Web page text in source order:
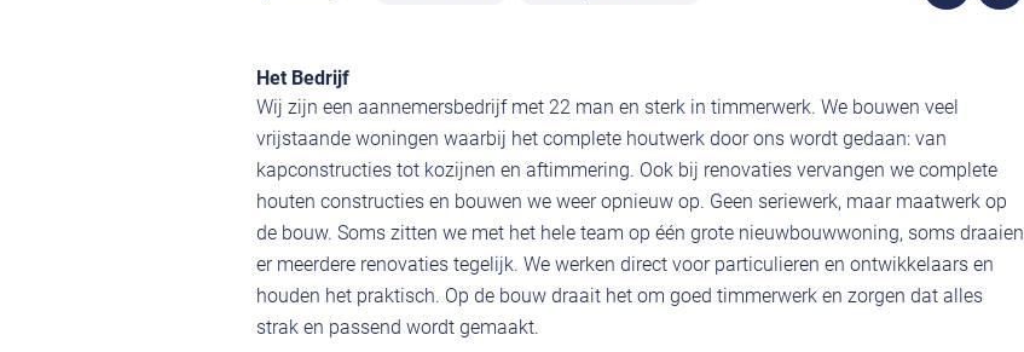
Het Bedrijf
Wij zijn een aannemersbedrijf met 22 man en sterk in timmerwerk. We bouwen veel
vrijstaande woningen waarbij het complete houtwerk door ons wordt gedaan: van
kapconstructies tot kozijnen en aftimmering. Ook bij renovaties vervangen we complete
houten constructies en bouwen we weer opnieuw op. Geen seriewerk, maar maatwerk op
de bouw. Soms zitten we met het hele team op één grote nieuwbouwwoning, soms draaien
er meerdere renovaties tegelijk. We werken direct voor particulieren en ontwikkelaars en
houden het praktisch. Op de bouw draait het om goed timmerwerk en zorgen dat alles
strak en passend wordt gemaakt.